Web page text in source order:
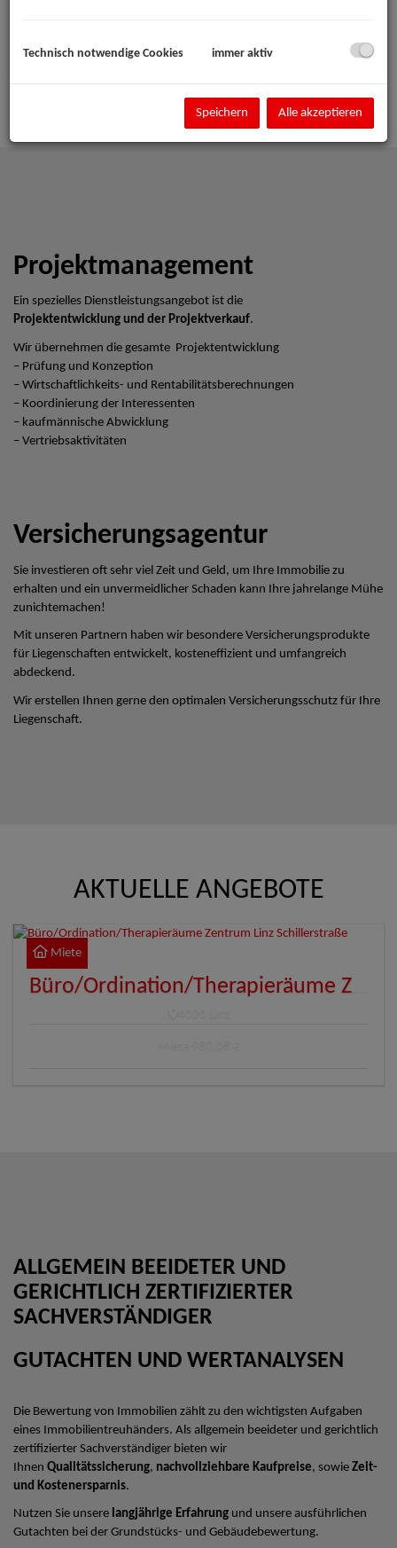
Projektmanagement
Ein spezielles Dienstleistungsangebot ist die
Projektentwicklung und der Projektverkauf.
Wir übernehmen die gesamte Projektentwicklung
– Prüfung und Konzeption
– Wirtschaftlichkeits- und Rentabilitätsberechnungen
– Koordinierung der Interessenten
– kaufmännische Abwicklung
– Vertriebsaktivitäten
Versicherungsagentur
Sie investieren oft sehr viel Zeit und Geld, um Ihre Immobilie zu
erhalten und ein unvermeidlicher Schaden kann Ihre jahrelange Mühe
zunichtemachen!
Mit unseren Partnern haben wir besondere Versicherungsprodukte
für Liegenschaften entwickelt, kosteneffizient und umfangreich
abdeckend.
Wir erstellen Ihnen gerne den optimalen Versicherungsschutz für Ihre
Liegenschaft.
AKTUELLE ANGEBOTE
Miete
ALLGEMEIN BEEIDETER UND
GERICHTLICH ZERTIFIZIERTER
SACHVERSTÄNDIGER
GUTACHTEN UND WERTANALYSEN
Die Bewertung von Immobilien zählt zu den wichtigsten Aufgaben
eines Immobilientreuhänders. Als allgemein beeideter und gerichtlich
zertifizierter Sachverständiger bieten wir
Ihnen Qualitätssicherung, nachvollziehbare Kaufpreise, sowie Zeit-
und Kostenersparnis.
Nutzen Sie unsere langjährige Erfahrung und unsere ausführlichen
Gutachten bei der Grundstücks- und Gebäudebewertung.
Technisch notwendige Cookies immer aktiv
Speichern Alle akzeptieren